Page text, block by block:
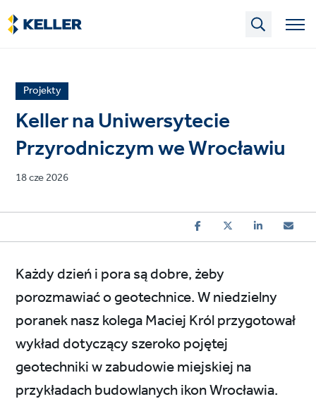
Skip
to
main
News
article
category
Projekty
Keller na Uniwersytecie
Przyrodniczym we Wrocławiu
Published
18 cze 2026
Każdy dzień i pora są dobre, żeby
porozmawiać o geotechnice. W niedzielny
poranek nasz kolega Maciej Król przygotował
wykład dotyczący szeroko pojętej
geotechniki w zabudowie miejskiej na
przykładach budowlanych ikon Wrocławia.